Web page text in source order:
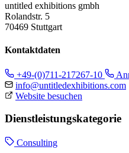
untitled exhibitions gmbh
Rolandstr. 5
70469 Stuttgart
Kontaktdaten
+49-(0)711-217267-10
info@untitledexhibitions.com
Website besuchen
Dienstleistungskategorie
Consulting